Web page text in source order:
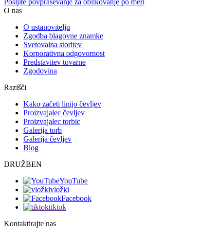
O nas
O ustanovitelju
Zgodba blagovne znamke
Svetovalna storitev
Korporativna odgovornost
Predstavitev tovarne
Zgodovina
Razišči
Kako začeti linijo čevljev
Proizvajalec čevljev
Proizvajalec torbic
Galerija torb
Galerija čevljev
Blog
DRUŽBEN
YouTube
vložki
Facebook
tiktok
Kontaktirajte nas